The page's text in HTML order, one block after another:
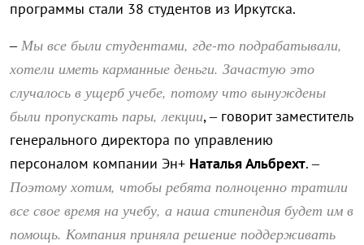
программы стали 38 студентов из Иркутска.
–Мы все были студентами, где-то подрабатывали,
хотели иметь карманные деньги. Зачастую это
случалось в ущерб учебе, потому что вынуждены
были пропускать пары, лекции, – говорит заместитель
генерального директора по управлению
персоналом компании Эн+ Наталья Альбрехт. –
Поэтому хотим, чтобы ребята полноценно тратили
все свое время на учебу, а наша стипендия будет им в
помощь. Компания приняла решение поддерживать